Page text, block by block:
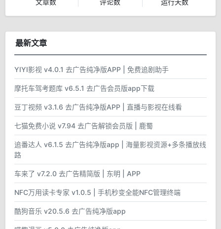
文章数 评论数 运行天数
最新文章
YIYI影视 v4.0.1 去广告纯净版APP | 免费追剧助手
摩托车驾考题库 v6.5.1 去广告会员版app下载
豆丁视频 v3.1.6 去广告纯净版APP | 直播与影视在线看
七猫免费小说 v7.94 去广告解锁会员版 | 鹿蜀
追番达人 v6.1.5 去广告纯净版app | 海量影视资源+多条播放线
路
车来了 v7.2.0 去广告精简版 | 东明 | APP
NFC万用读卡专家 v1.0.5 | 手机秒变全能NFC管理终端
酷狗音乐 v20.5.6 去广告纯净版app